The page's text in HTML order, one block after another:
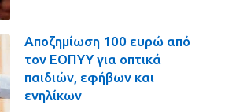
Αποζημίωση 100 ευρώ από
τον ΕΟΠΥΥ για οπτικά
παιδιών, εφήβων και
ενηλίκων